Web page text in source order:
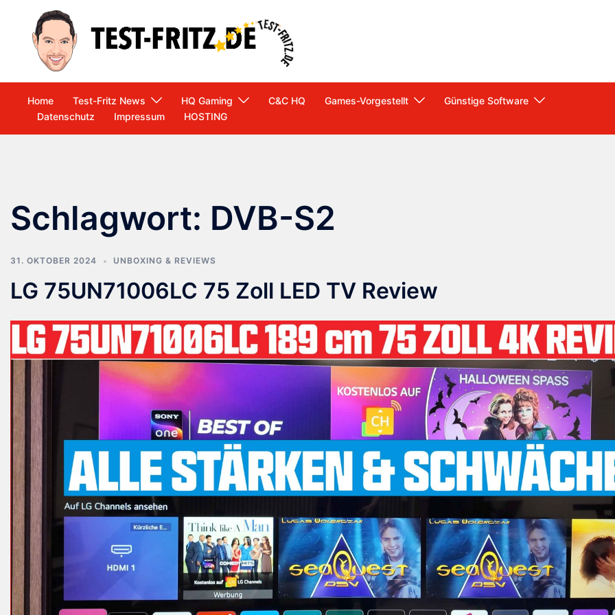
springen
Home Test-Fritz News HQ Gaming C&C HQ Games-Vorgestellt
Günstige Software
Datenschutz
Impressum HOSTING
Schlagwort: DVB-S2
31. OKTOBER 2024 UNBOXING & REVIEWS
LG 75UN71006LC 75 Zoll LED TV Review